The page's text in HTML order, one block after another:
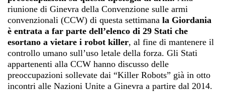
riunione di Ginevra della Convenzione sulle armi
convenzionali (CCW) di questa settimana la Giordania
è entrata a far parte dell’elenco di 29 Stati che
esortano a vietare i robot killer, al fine di mantenere il
controllo umano sull’uso letale della forza. Gli Stati
appartenenti alla CCW hanno discusso delle
preoccupazioni sollevate dai “Killer Robots” già in otto
incontri alle Nazioni Unite a Ginevra a partire dal 2014.